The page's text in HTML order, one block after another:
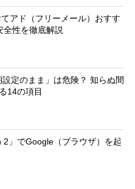
てアド（フリーメール）おすす
全性を徹底解説
定のまま」は危険？ 知らぬ間
14の項目
2」でGoogle（ブラウザ）を起